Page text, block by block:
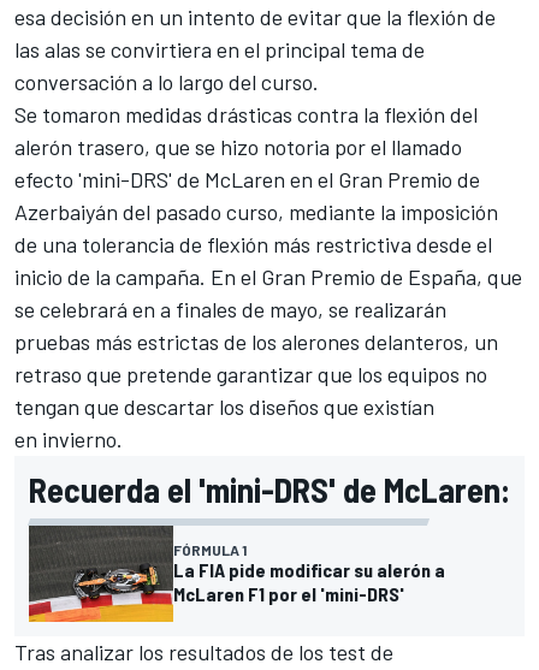
esa decisión en un intento de evitar que la flexión de
las alas se convirtiera en el principal tema de
conversación a lo largo del curso.
Se tomaron medidas drásticas contra la flexión del
alerón trasero, que se hizo notoria por el llamado
efecto 'mini-DRS' de McLaren en el Gran Premio de
Azerbaiyán del pasado curso, mediante la imposición
de una tolerancia de flexión más restrictiva desde el
inicio de la campaña. En el Gran Premio de España, que
se celebrará en a finales de mayo, se realizarán
pruebas más estrictas de los alerones delanteros, un
retraso que pretende garantizar que los equipos no
tengan que descartar los diseños que existían
en invierno.
Recuerda el 'mini-DRS' de McLaren:
FÓRMULA 1
La FIA pide modificar su alerón a
McLaren F1 por el 'mini-DRS'
Tras analizar los resultados de los test de